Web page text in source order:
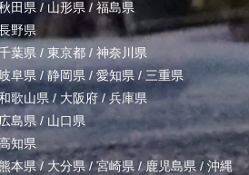
田県 / 山形県/ 福島県
野県
葉県 / 東京都 / 神奈川県
阜県 / 静岡県 / 愛知県 / 三重県
歌山県/ 大阪府 /兵庫県
広島県 / 山口県
知県
本県/ 大分県/宮崎県 /鹿児島県 / 沖縄